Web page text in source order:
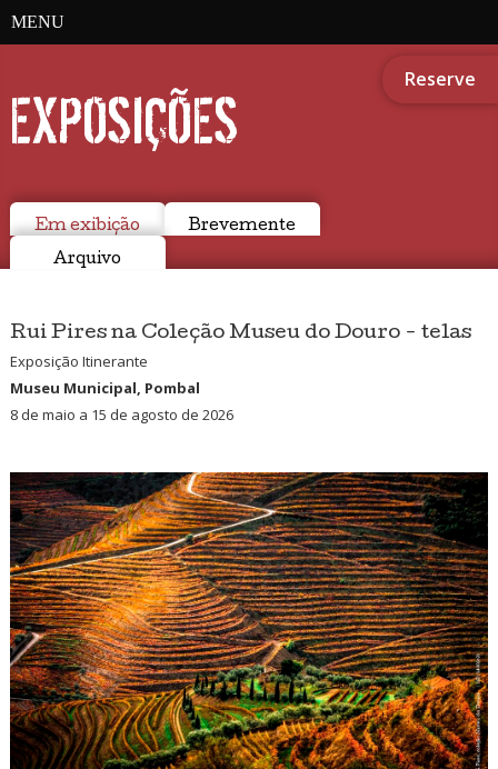
MENU
Reserve
EXPOSIÇÕES
Em exibição Brevemente
Arquivo
Rui Pires na Coleção Museu do Douro - telas
Exposição Itinerante
Museu Municipal, Pombal
8 de maio a 15 de agosto de 2026